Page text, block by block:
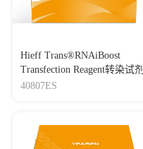
Hieff Trans®RNAiBoost
Transfection Reagent转染试剂
40807ES